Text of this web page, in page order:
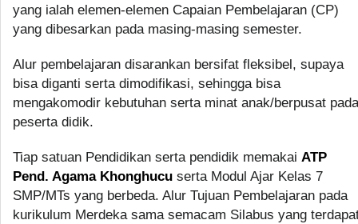
yang ialah elemen-elemen Capaian Pembelajaran (CP)
yang dibesarkan pada masing-masing semester.
Alur pembelajaran disarankan bersifat fleksibel, supaya
bisa diganti serta dimodifikasi, sehingga bisa
mengakomodir kebutuhan serta minat anak/berpusat pada
peserta didik.
Tiap satuan Pendidikan serta pendidik memakai ATP
Pend. Agama Khonghucu serta Modul Ajar Kelas 7
SMP/MTs yang berbeda. Alur Tujuan Pembelajaran pada
kurikulum Merdeka sama semacam Silabus yang